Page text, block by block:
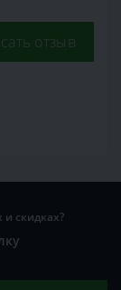
отзыв
и скидках?